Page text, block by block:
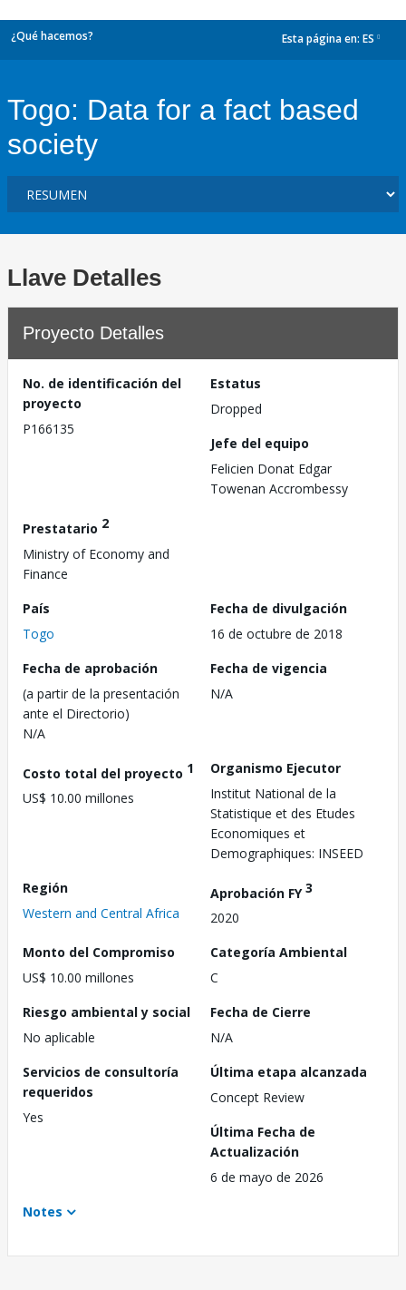
¿Qué hacemos? Esta página en: ES
Togo: Data for a fact based
society
Llave Detalles
Proyecto Detalles
No. de identificación del
proyecto
P166135
Estatus
Dropped
Jefe del equipo
Felicien Donat Edgar
Towenan Accrombessy
Prestatario 2
Ministry of Economy and
Finance
País
Togo
Fecha de divulgación
16 de octubre de 2018
Fecha de aprobación
(a partir de la presentación
ante el Directorio)
N/A
Fecha de vigencia
N/A
Costo total del proyecto 1
US$ 10.00 millones
Organismo Ejecutor
Institut National de la
Statistique et des Etudes
Economiques et
Demographiques: INSEED
Región
Western and Central Africa
Aprobación FY3
2020
Monto del Compromiso
US$ 10.00 millones
Categoría Ambiental
C
Riesgo ambiental y social
No aplicable
Fecha de Cierre
N/A
Servicios de consultoría
requeridos
Yes
Última etapa alcanzada
Concept Review
Última Fecha de
Actualización
6 de mayo de 2026
Notes